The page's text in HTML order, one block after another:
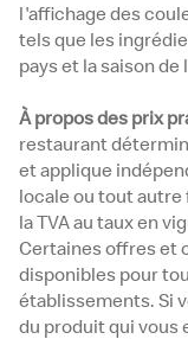
l'affichage des
tels que les
pays et la saison de
À propos des prix
restaurant
et applique
locale ou tout autre
la TVA au taux en
Certaines offres et
disponibles pour
établissements. Si
du produit qui